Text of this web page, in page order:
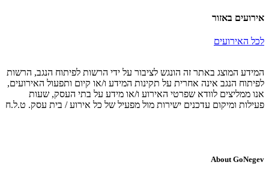
אירועים באזור
לכל האירועים
המידע המוצג באתר זה הונגש לציבור על ידי הרשות לפיתוח הנגב, הרשות
לפיתוח הנגב אינה אחרית על תקינות המידע ו/או קיום ותפעול האירועים,
אנו ממליצים לוודא שפרטי האירוע ו/או מידע על בתי העסק, שעות
פעילות ומיקום עדכנים ישירות מול מפעיל של כל אירוע / בית עסק. ט.ל.ח
About GoNegev